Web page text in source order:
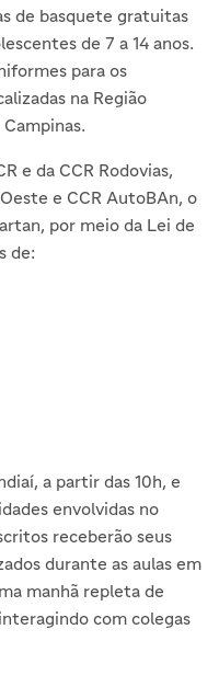
de basquete gratuitas
de 7 a 14 anos.
para os
na Região
e da CCR Rodovias,
e CCR AutoBAn, o
por meio da Lei de
de:
a partir das 10h, e
envolvidas no
receberão seus
durante as aulas em
manhã repleta de
com colegas